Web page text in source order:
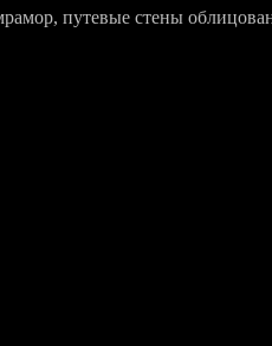
путевые стены